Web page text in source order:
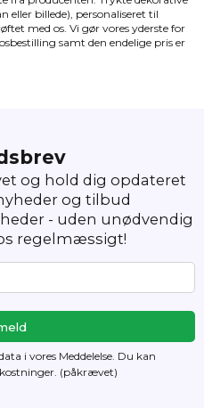
eller billede), personaliseret til
med os. Vi gør vores yderste for
samt den endelige pris er
og hold dig opdateret
og tilbud
- uden unødvendig
regelmæssigt!
i vores Meddelelse. Du kan
(påkrævet)